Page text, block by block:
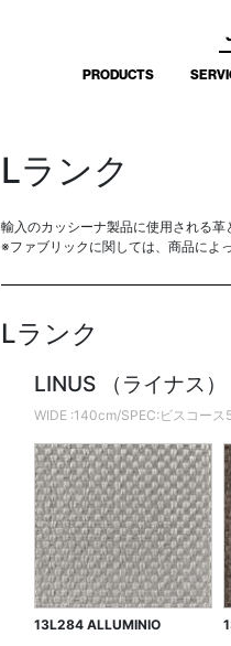
PRODUCTS
Lランク
輸入のカッシーナ製品に使用される
※ファブリックに関しては、商品によ
Lランク
LINUS （ライナス）
WIDE :140cm/SPEC:ビスコー
13L284 ALLUMINIO